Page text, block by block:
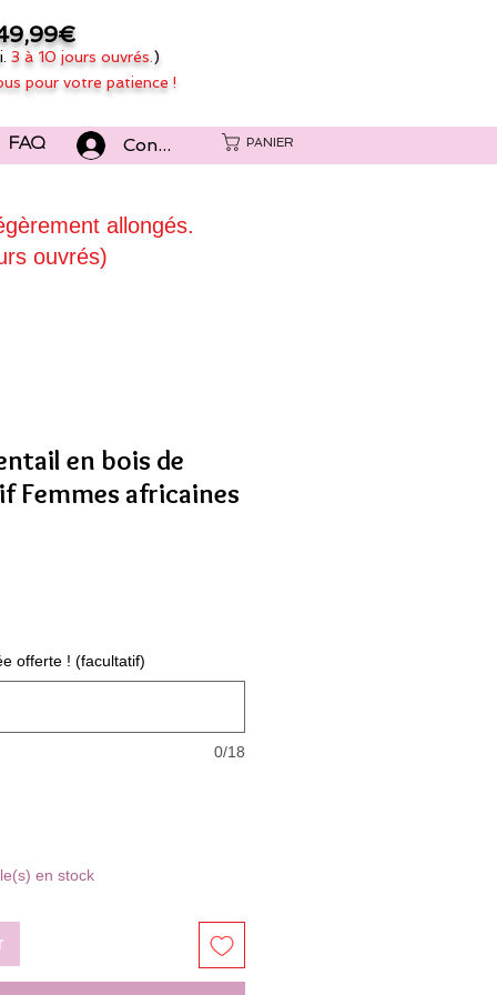
3 à 10 jours ouvrés. )
pour votre patience !
FAQ Connexion PANIER
allongés.
ouvrés)
en bois de
Femmes africaines
offerte ! (facultatif)
0/18
en stock